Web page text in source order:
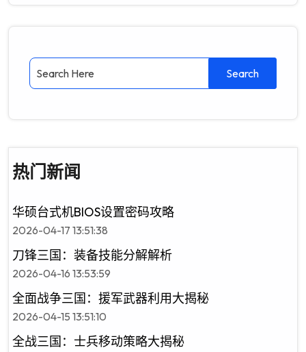
热门新闻
华硕台式机BIOS设置密码攻略
2026-04-17 13:51:38
刀锋三国：装备技能分解解析
2026-04-16 13:53:59
全面战争三国：援军武器利用大揭秘
2026-04-15 13:51:10
全战三国：士兵移动策略大揭秘